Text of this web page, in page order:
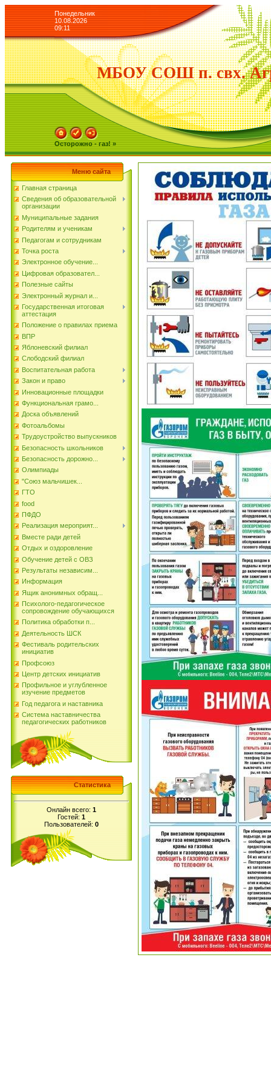
Понедельник
10.08.2026
09:11
МБОУ СОШ п. свх.
Осторожно - газ! »
Меню сайта
Главная страница
Сведения об образовательной
организации
Муниципальные задания
Родителям и ученикам
Педагогам и сотрудникам
Точка роста
Электронное обучение...
Цифровая образовател...
Полезные сайты
Электронный журнал и...
Государственная итоговая
аттестация
Положение о правилах приема
ВПР
Яблоневский филиал
Слободский филиал
Воспитательная работа
Закон и право
Инновационные площадки
Функциональная грамо...
Доска объявлений
Фотоальбомы
Трудоустройство выпускников
Безопасность школьников
Безопасность дорожно...
Олимпиады
"Союз мальчишек...
ГТО
food
ПФДО
Реализация мероприят...
Вместе ради детей
Отдых и оздоровление
Обучение детей с ОВЗ
Результаты независим...
Информация
Ящик анонимных обращ...
Психолого-педагогическое
сопровождение обучающихся
Политика обработки п...
Деятельность ШСК
Фестиваль родительских
инициатив
Профсоюз
Центр детских инициатив
Профильное и углубленное
изучение предметов
Год педагога и наставника
Система наставничества
педагогических работников
Статистика
Онлайн всего: 1
Гостей: 1
Пользователей: 0